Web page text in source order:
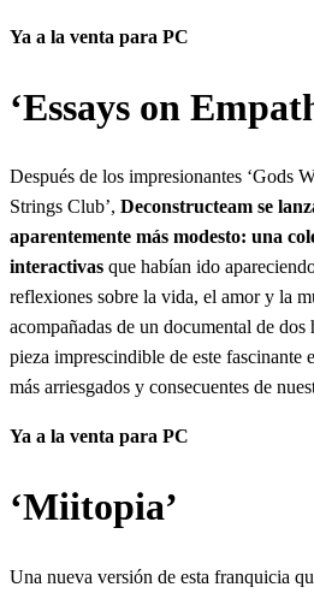
Ya a la venta para PC
‘Essays on
Después de los impresionantes ‘Gods
Strings Club’, Deconstructeam se
aparentemente más modesto: una
interactivas que habían ido
reflexiones sobre la vida, el amor y la
acompañadas de un documental de
pieza imprescindible de este fascinante
más arriesgados y consecuentes de
Ya a la venta para PC
‘Miitopia’
Una nueva versión de esta franquicia